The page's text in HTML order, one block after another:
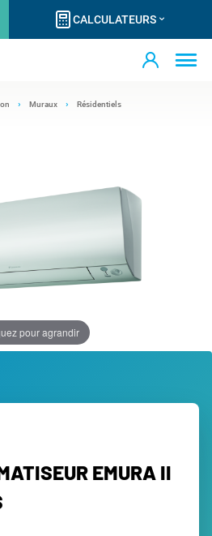
CALCULATEURS
Muraux Résidentiels
pour agrandir
EMURA II